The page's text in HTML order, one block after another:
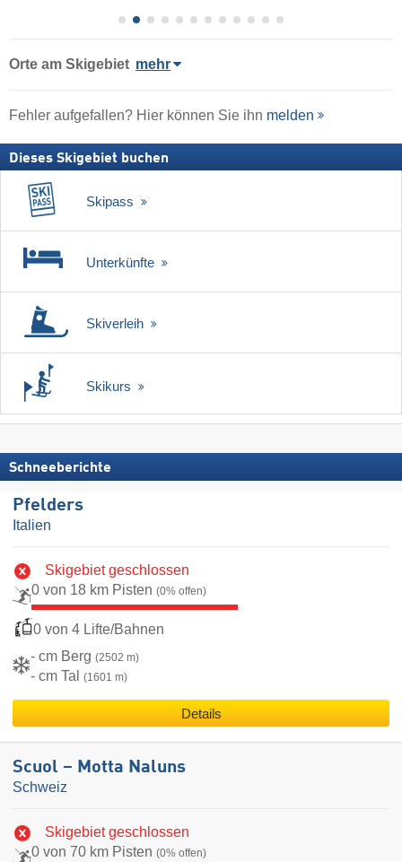
Orte am Skigebiet mehr
Fehler aufgefallen? Hier können Sie ihn melden
Dieses Skigebiet buchen
Skipass
Unterkünfte
Skiverleih
Skikurs
Schneeberichte
Pfelders
Italien
Skigebiet geschlossen
0 von 18 km Pisten (0% offen)
0 von 4 Lifte/Bahnen
- cm Berg (2502 m)
- cm Tal (1601 m)
Details
Scuol – Motta Naluns
Schweiz
Skigebiet geschlossen
0 von 70 km Pisten (0% offen)